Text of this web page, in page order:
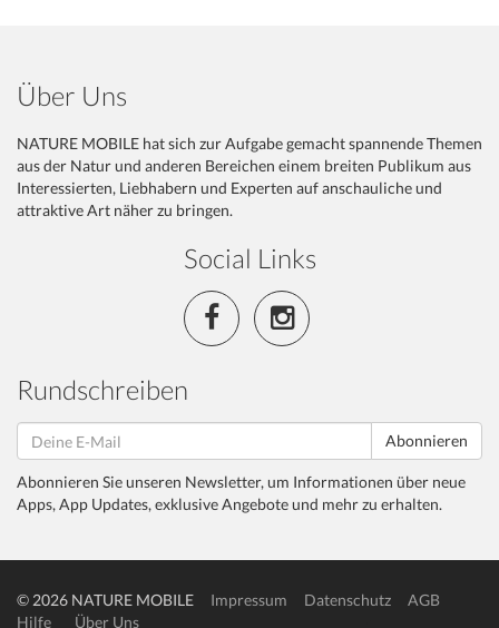
Über Uns
NATURE MOBILE hat sich zur Aufgabe gemacht spannende Themen
aus der Natur und anderen Bereichen einem breiten Publikum aus
Interessierten, Liebhabern und Experten auf anschauliche und
attraktive Art näher zu bringen.
Social Links
Rundschreiben
Abonnieren
Abonnieren Sie unseren Newsletter, um Informationen über neue
Apps, App Updates, exklusive Angebote und mehr zu erhalten.
© 2026 NATURE MOBILE Impressum Datenschutz
AGB
Hilfe
Über Uns